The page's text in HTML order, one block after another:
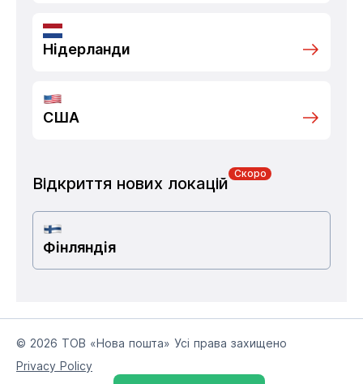
Нідерланди
США
Відкриття нових локацій
Скоро
Фінляндія
© 2026 ТОВ «Нова пошта» Усі права захищено
Privacy Policy